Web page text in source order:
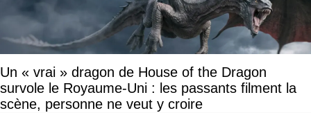
Un « vrai » dragon de House of the Dragon
survole le Royaume-Uni : les passants filment la
scène, personne ne veut y croire